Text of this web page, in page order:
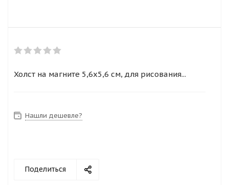
Холст на магните 5,6х5,6 см, для рисования...
Нашли дешевле?
Поделиться